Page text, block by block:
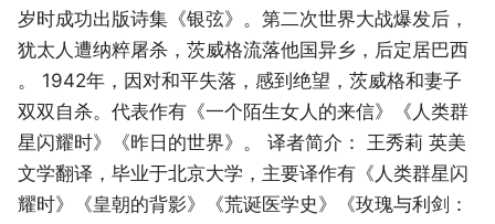
岁时成功出版诗集《银弦》。第二次世界大战爆发后，
犹太人遭纳粹屠杀，茨威格流落他国异乡，后定居巴西
。 1942年，因对和平失落，感到绝望，茨威格和妻子
双双自杀。代表作有《一个陌生女人的来信》《人类群
星闪耀时》《昨日的世界》。 译者简介： 王秀莉 英美
文学翻译，毕业于北京大学，主要译作有《人类群星闪
耀时》《皇朝的背影》《荒诞医学史》《玫瑰与利剑：